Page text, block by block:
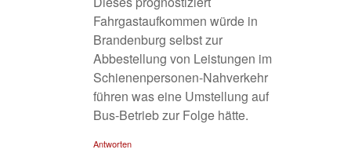
Fahrgastaufkommen würde in
Brandenburg selbst zur
Abbestellung von Leistungen im
Schienenpersonen-Nahverkehr
führen was eine Umstellung auf
Bus-Betrieb zur Folge hätte.
Antworten